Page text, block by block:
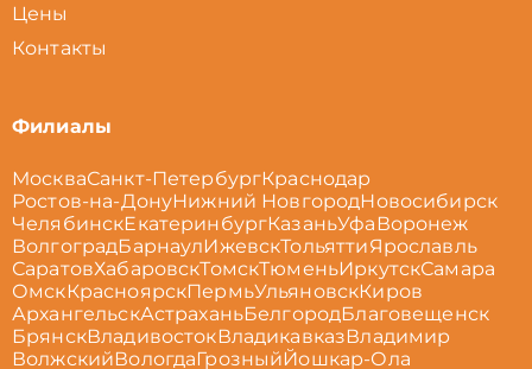
Цены
Контакты
Филиалы
МоскваСанкт-ПетербургКраснодар
Ростов-на-ДонуНижний НовгородНовосибирск
ЧелябинскЕкатеринбургКазаньУфа Воронеж
ВолгоградБарнаулИжевскТольяттиЯрославль
СаратовХабаровскТомскТюменьИркутскСамара
ОмскКрасноярскПермьУльяновскКиров
АрхангельскАстраханьБелгородБлаговещенск
БрянскВладивостокВладикавказВладимир
ВолжскийВологдаГрозныйЙошкар-Ола